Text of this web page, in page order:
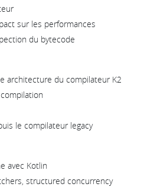
sur les performances
du bytecode
architecture du compilateur K2
le compilateur legacy
avec Kotlin
structured concurrency